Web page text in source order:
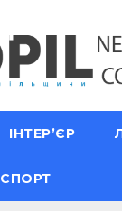
ІНТЕР’ЄР
СПОРТ